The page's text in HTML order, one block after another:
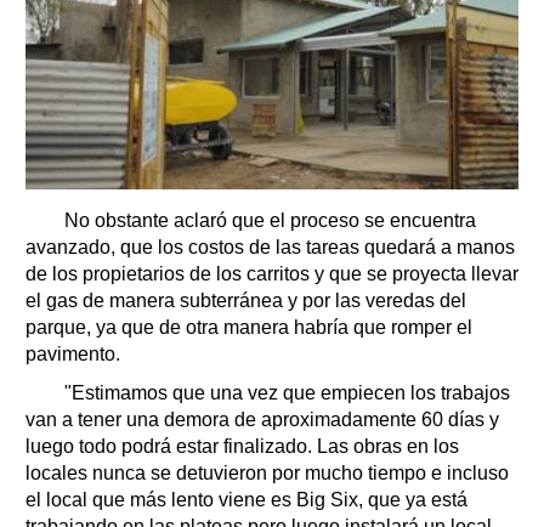
No obstante aclaró que el proceso se encuentra
avanzado, que los costos de las tareas quedará a manos
de los propietarios de los carritos y que se proyecta llevar
el gas de manera subterránea y por las veredas del
parque, ya que de otra manera habría que romper el
pavimento.
"Estimamos que una vez que empiecen los trabajos
van a tener una demora de aproximadamente 60 días y
luego todo podrá estar finalizado. Las obras en los
locales nunca se detuvieron por mucho tiempo e incluso
el local que más lento viene es Big Six, que ya está